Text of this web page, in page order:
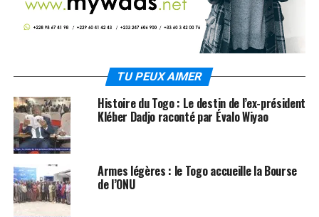
TU PEUX AIMER
Histoire du Togo : Le destin de l’ex-président
Kléber Dadjo raconté par Évalo Wiyao
Armes légères : le Togo accueille la Bourse
de l’ONU